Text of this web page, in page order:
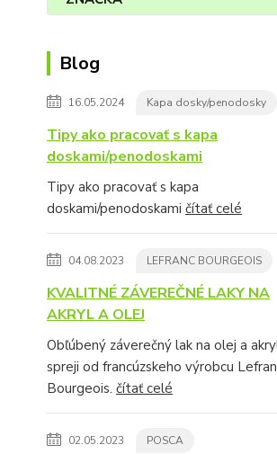
Blog
16.05.2024 Kapa dosky/penodosky
Tipy ako pracovať s kapa
doskami/penodoskami
Tipy ako pracovať s kapa
doskami/penodoskami čítať celé
04.08.2023 LEFRANC BOURGEOIS
KVALITNÉ ZÁVEREČNÉ LAKY NA
AKRYL A OLEJ
Obľúbený záverečný lak na olej a
spreji od francúzskeho výrobcu
Bourgeois. čítať celé
02.05.2023 POSCA